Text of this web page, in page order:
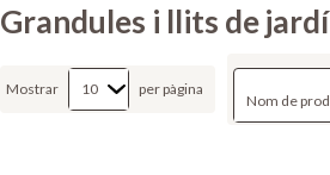
Grandules i llits de jardí
Mostrar per pàgina